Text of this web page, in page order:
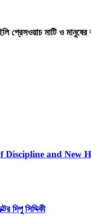
প্রেসওয়াচ মাটি ও মানুষের
Discipline and
দিপু সিদ্দিকী